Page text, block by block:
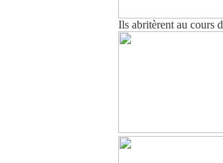
Ils abritèrent au cours